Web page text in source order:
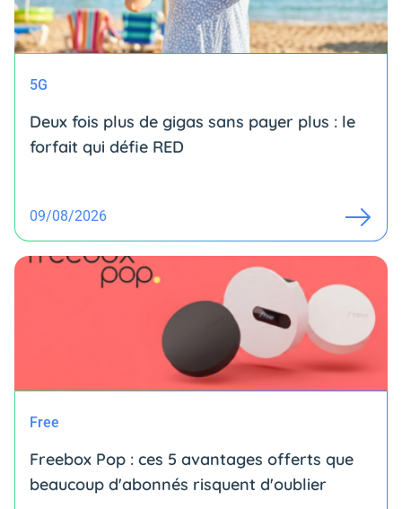
5G
Deux fois plus de gigas sans payer plus : le
forfait qui défie RED
09/08/2026
Free
Freebox Pop : ces 5 avantages offerts que
beaucoup d'abonnés risquent d'oublier